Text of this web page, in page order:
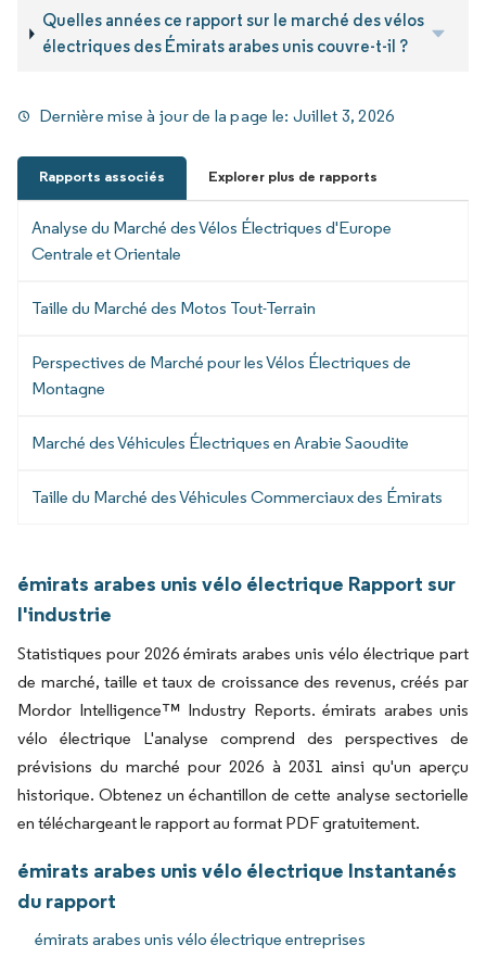
Quelles années ce rapport sur le marché des vélos
électriques des Émirats arabes unis couvre-t-il ?
Dernière mise à jour de la page le: Juillet 3, 2026
Rapports associés Explorer plus de rapports
Analyse du Marché des Vélos Électriques d'Europe
Centrale et Orientale
Taille du Marché des Motos Tout-Terrain
Perspectives de Marché pour les Vélos Électriques de
Montagne
Marché des Véhicules Électriques en Arabie Saoudite
Taille du Marché des Véhicules Commerciaux des Émirats
émirats arabes unis vélo électrique Rapport sur
l'industrie
Statistiques pour 2026 émirats arabes unis vélo électrique part
de marché, taille et taux de croissance des revenus, créés par
Mordor Intelligence™ Industry Reports. émirats arabes unis
vélo électrique L'analyse comprend des perspectives de
prévisions du marché pour 2026 à 2031 ainsi qu'un aperçu
historique. Obtenez un échantillon de cette analyse sectorielle
en téléchargeant le rapport au format PDF gratuitement.
émirats arabes unis vélo électrique Instantanés
du rapport
émirats arabes unis vélo électrique entreprises